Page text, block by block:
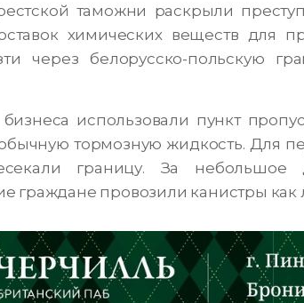
таможни раскрыли
химических веществ для
через белорусско-польскую
использовали пункт
тормозную жидкость. Для
границу. За небольшое
граждане провозили канистры